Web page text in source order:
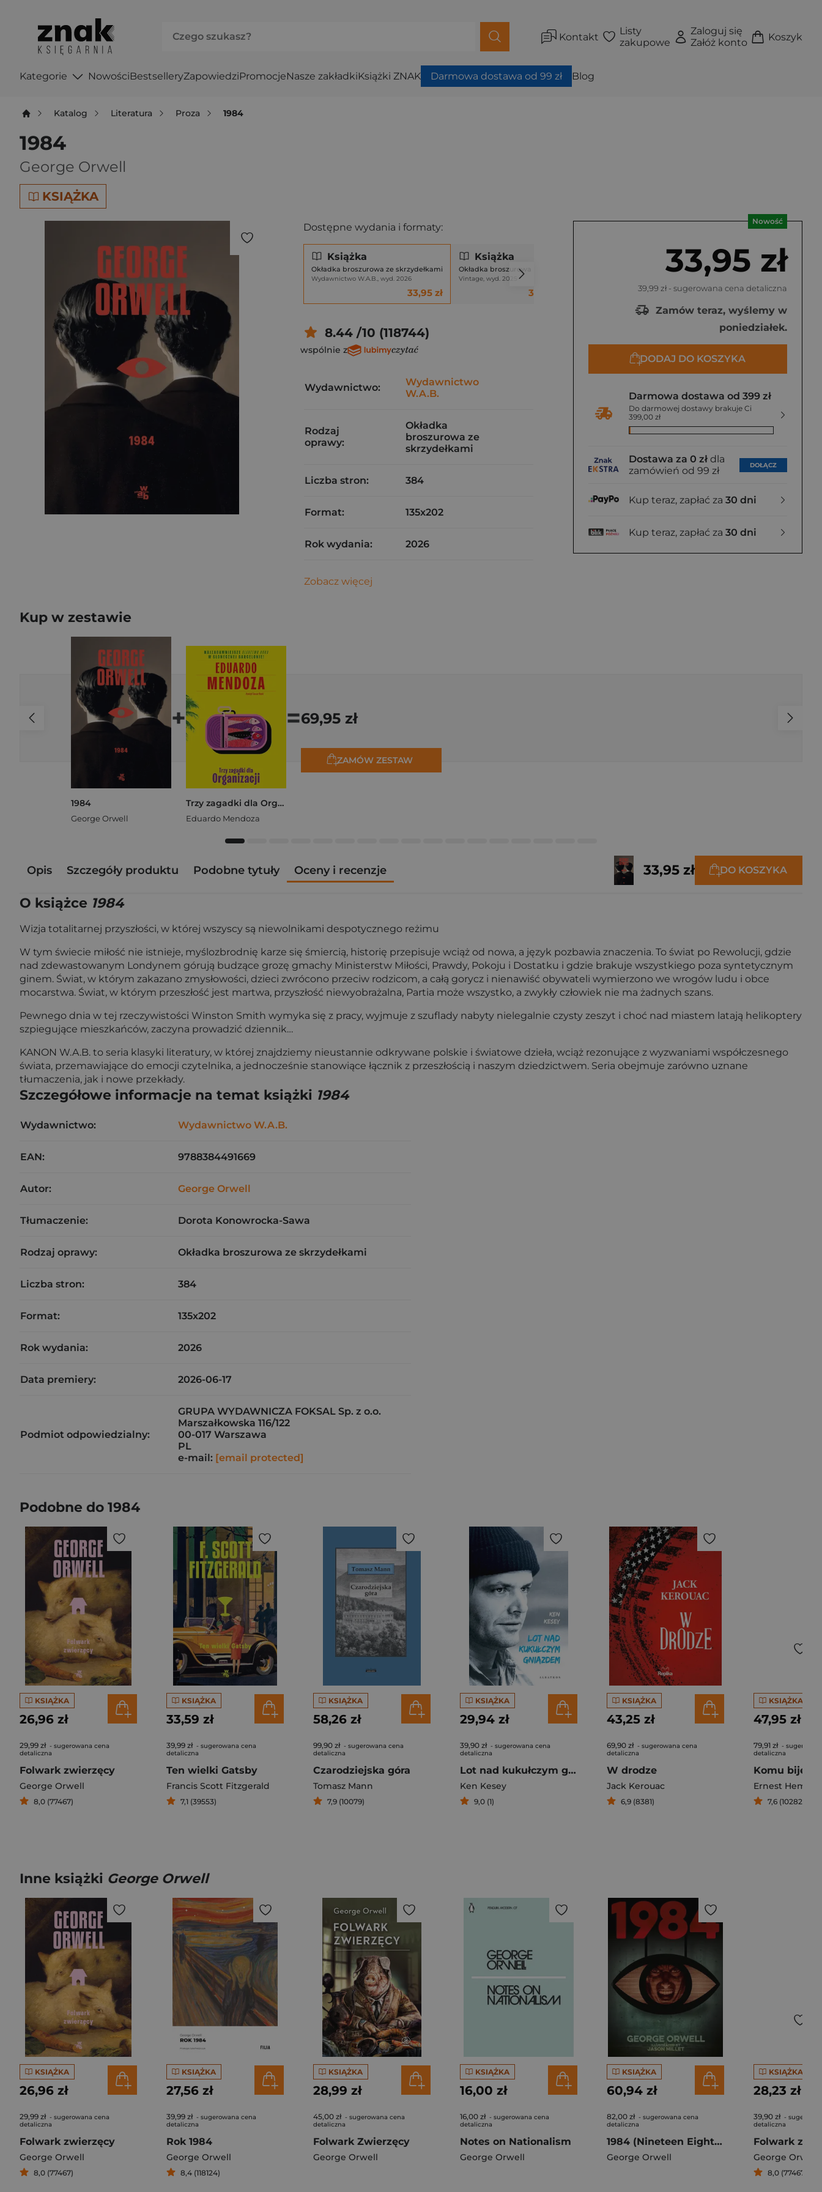
Kontakt
Listy
zakupowe
Zaloguj się
Załóż konto
Koszyk
Kategorie NowościBestselleryZapowiedziPromocjeNasze zakładkiKsiążki ZNAK Darmowa dostawa od 99 zł Blog
Katalog Literatura Proza 1984
1984
George Orwell
KSIĄŻKA
Nowość
33,95 zł
39,99 zł - sugerowana cena detaliczna
Zamów teraz, wyślemy w
poniedziałek.
DODAJ DO KOSZYKA
Darmowa dostawa od 399 zł
Do darmowej dostawy brakuje Ci
399,00 zł
Dostawa za 0 zł dla
zamówień od 99 zł
DOŁĄCZ
Kup teraz, zapłać za 30 dni
Kup teraz, zapłać za 30 dni
Dostępne wydania i formaty:
Książka
Okładka broszurowa ze skrzydełkami
Wydawnictwo W.A.B., wyd. 2026
33,95 zł
Książka
Okładka broszurowa (miękka)
Vintage, wyd. 2025
38,83 zł 21,69 zł
Książka
Okładka twarda z obwolutą
Świat Książki,
41,94 zł
8.44 /10 (118744)
wspólnie z
Wydawnictwo:
Wydawnictwo
W.A.B.
Rodzaj
oprawy:
Okładka
broszurowa ze
skrzydełkami
Liczba stron: 384
Format: 135x202
Rok wydania: 2026
Zobacz więcej
Kup w zestawie
1984
George Orwell
+
Trzy zagadki dla Organizacji
Eduardo Mendoza
=69,95 zł
ZAMÓW ZESTAW
Opis Szczegóły produktu Podobne tytuły Oceny i recenzje 33,95 zł DO KOSZYKA
O książce 1984
Wizja totalitarnej przyszłości, w której wszyscy są niewolnikami despotycznego reżimu
W tym świecie miłość nie istnieje, myślozbrodnię karze się śmiercią, historię przepisuje wciąż od nowa, a język pozbawia znaczenia. To świat po Rewolucji, gdzie
nad zdewastowanym Londynem górują budzące grozę gmachy Ministerstw Miłości, Prawdy, Pokoju i Dostatku i gdzie brakuje wszystkiego poza syntetycznym
ginem. Świat, w którym zakazano zmysłowości, dzieci zwrócono przeciw rodzicom, a całą gorycz i nienawiść obywateli wymierzono we wrogów ludu i obce
mocarstwa. Świat, w którym przeszłość jest martwa, przyszłość niewyobrażalna, Partia może wszystko, a zwykły człowiek nie ma żadnych szans.
Pewnego dnia w tej rzeczywistości Winston Smith wymyka się z pracy, wyjmuje z szuflady nabyty nielegalnie czysty zeszyt i choć nad miastem latają helikoptery
szpiegujące mieszkańców, zaczyna prowadzić dziennik…
KANON W.A.B. to seria klasyki literatury, w której znajdziemy nieustannie odkrywane polskie i światowe dzieła, wciąż rezonujące z wyzwaniami współczesnego
świata, przemawiające do emocji czytelnika, a jednocześnie stanowiące łącznik z przeszłością i naszym dziedzictwem. Seria obejmuje zarówno uznane
tłumaczenia, jak i nowe przekłady.
Szczegółowe informacje na temat książki 1984
Wydawnictwo: Wydawnictwo W.A.B.
EAN: 9788384491669
Autor: George Orwell
Tłumaczenie: Dorota Konowrocka-Sawa
Rodzaj oprawy: Okładka broszurowa ze skrzydełkami
Liczba stron: 384
Format: 135x202
Rok wydania: 2026
Data premiery: 2026-06-17
Podmiot odpowiedzialny:
GRUPA WYDAWNICZA FOKSAL Sp. z o.o.
Marszałkowska 116/122
00-017 Warszawa
PL
e-mail: [email protected]
Podobne do 1984
KSIĄŻKA
26,96 zł
29,99 zł - sugerowana cena
detaliczna
Folwark zwierzęcy
George Orwell
8,0 (77467)
KSIĄŻKA
33,59 zł
39,99 zł - sugerowana cena
detaliczna
Ten wielki Gatsby
Francis Scott Fitzgerald
7,1 (39553)
KSIĄŻKA
58,26 zł
99,90 zł - sugerowana cena
detaliczna
Czarodziejska góra
Tomasz Mann
7,9 (10079)
KSIĄŻKA
29,94 zł
39,90 zł - sugerowana cena
detaliczna
Lot nad kukułczym gniazdem
Ken Kesey
9,0 (1)
KSIĄŻKA
43,25 zł
69,90 zł - sugerowana cena
detaliczna
W drodze
Jack Kerouac
6,9 (8381)
KSIĄŻKA
47,95 zł
79,91 zł -
detaliczna
Komu bije
Ernest
7,6 (10282)
Inne książki George Orwell
KSIĄŻKA
26,96 zł
29,99 zł - sugerowana cena
detaliczna
Folwark zwierzęcy
George Orwell
8,0 (77467)
KSIĄŻKA
27,56 zł
39,99 zł - sugerowana cena
detaliczna
Rok 1984
George Orwell
8,4 (118124)
KSIĄŻKA
28,99 zł
45,00 zł - sugerowana cena
detaliczna
Folwark Zwierzęcy
George Orwell
KSIĄŻKA
16,00 zł
16,00 zł - sugerowana cena
detaliczna
Notes on Nationalism
George Orwell
KSIĄŻKA
60,94 zł
82,00 zł - sugerowana cena
detaliczna
1984 (Nineteen Eighty-Four) wer. angielska
George Orwell
KSIĄŻKA
28,23 zł
39,90 zł -
detaliczna
Folwark
George Orwell
8,0 (77467)